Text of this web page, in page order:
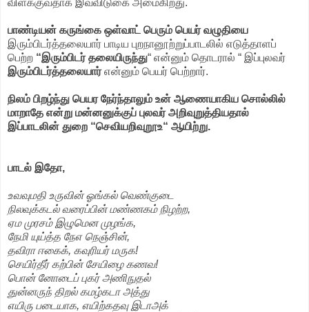
பாண்டியன் கருங்கை ஒள்வாட் பெரும் பெயர் வழுதியை
இரும்பிடர்த்தலையார் பாடிய புறநானூற்றுப்பாடலில் எடுத்தாளப்
பெற்ற “இரும்பிடர் தலையிருந்து“ என்னும் தொடரால் “ இப்புலவர்
இரும்பிடர்த்தலையார்என்னும் பெயர் பெற்றார்.
நிலம் பிறழ்ந்து பெயர நேர்ந்தாலும் உன் ஆணையாகிய சொல்லில்
மாறாதே என்று மன்னனுக்குப் புலவர் அறிவுறுத்தியதால்
இப்பாடலின் துறை “செவியறிவுறூஉ“ ஆயிற்று.
பாடல் இதோ,
உவவுமதி உருவின் ஓங்கல் வெண்குடை
நிலவுக்கடல் வரைப்பின் மண்ணகம் நிழற்ற,
ஏம முரசம் இழுமென முழங்க,
நேமி யுய்த்த நேஎ நெஞ்சின்,
தவிரா ஈகைக், கவுரியர் மருக!
செயிர்தீர் கற்பின் சேயிழை கணவ!
பொன் னோடைப் புகர் அணிநுதல்
துன்னருந் திறல் கமழ்கடா அத்து
எயிரு படையாக, எயிற்கதவு இடாஅக்